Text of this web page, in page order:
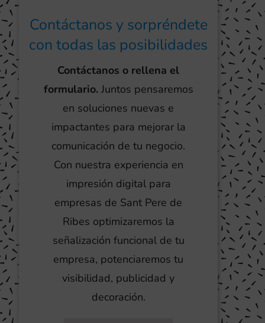
Contáctanos y sorpréndete
con todas las posibilidades
Contáctanos o rellena el
formulario.Juntos pensaremos
en soluciones nuevas e
impactantes para mejorar la
comunicación de tu negocio.
Con nuestra experiencia en
impresión digital para
empresas de Sant Pere de
Ribes optimizaremos la
señalización funcional de tu
empresa, potenciaremos tu
visibilidad, publicidad y
decoración.